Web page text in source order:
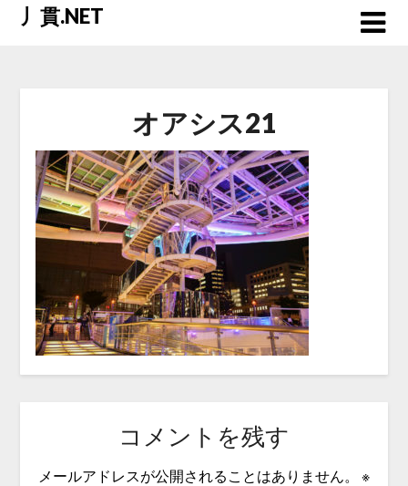
Skip丿貫.NET
オアシス21
コメントを残す
メールアドレスが公開されることはありません。
※